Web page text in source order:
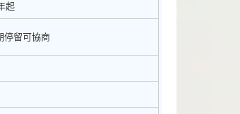
起
停留可協商